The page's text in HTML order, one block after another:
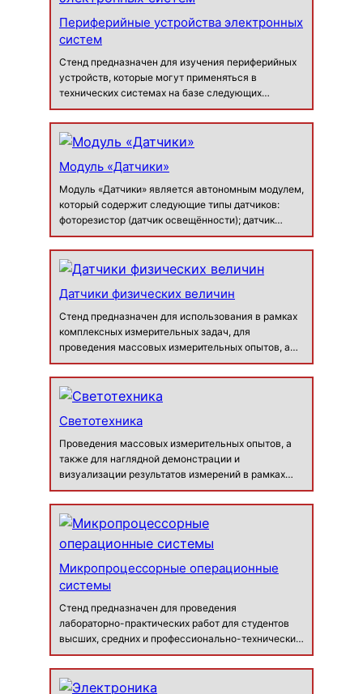
Периферийные устройства электронных
систем
Стенд предназначен для изучения периферийных
устройств, которые могут применяться в
технических системах на базе следующих
электронных устройств: микроконтроллеры и
микропроцессоры; программируемые логические
Модуль «Датчики»
Модуль «Датчики» является автономным модулем,
который содержит следующие типы датчиков:
фоторезистор (датчик освещённости); датчик
загазованности; датчик влажности; датчик Холла;
датчик атмосферного давления; термистор (датчик
температуры). Модуль можно при…
Датчики физических величин
Стенд предназначен для использования в рамках
комплексных измерительных задач, для
проведения массовых измерительных опытов, а
также для наглядной демонстрации и
визуализации результатов измерений в рамках
дисциплин физики, химии, экологии в школах и
Светотехника
Проведения массовых измерительных опытов, а
также для наглядной демонстрации и
визуализации результатов измерений в рамках
дисциплин физики, химии, экологии….
Микропроцессорные операционные
системы
Стенд предназначен для проведения
лабораторно-практических работ для студентов
высших, средних и профессионально-технических
учебных заведений с целью изучения
операционных систем реального времени в
микроконтроллерных системах. Выполняя